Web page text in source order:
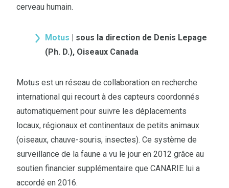
cerveau humain.
Motus | sous la direction de Denis Lepage
(Ph. D.), Oiseaux Canada
Motus est un réseau de collaboration en recherche
international qui recourt à des capteurs coordonnés
automatiquement pour suivre les déplacements
locaux, régionaux et continentaux de petits animaux
(oiseaux, chauve-souris, insectes). Ce système de
surveillance de la faune a vu le jour en 2012 grâce au
soutien financier supplémentaire que CANARIE lui a
accordé en 2016.